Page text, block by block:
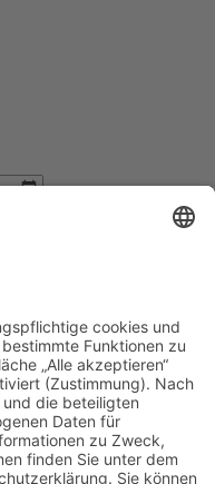
(alle aktuellen Preise auf